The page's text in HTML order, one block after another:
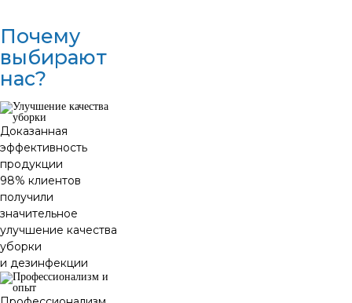
Почему
выбирают
нас?
Доказанная
эффективность
продукции
98% клиентов
получили
значительное
улучшение качества
уборки
и дезинфекции